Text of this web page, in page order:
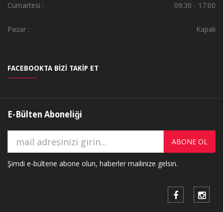
Cumartesi : 09:30 - 17:00
Pazar : Kapalı
FACEBOOKTA BİZİ TAKİP ET
E-Bülten Aboneliği
ABONE OL
Şimdi e-bültene abone olun, haberler mailinize gelsin.